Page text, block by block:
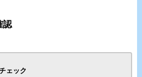
認
ェック